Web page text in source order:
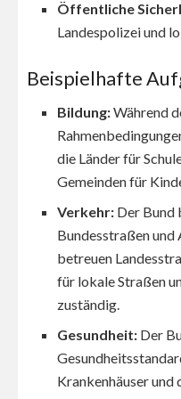
Öffentliche
Landespolizei und
Beispielhafte
Bildung:Während
die Länder für
Gemeinden für
Verkehr: Der Bund
Bundesstraßen und
betreuen
für lokale Straßen
zuständig.
Gesundheit: Der
Krankenhäuser und